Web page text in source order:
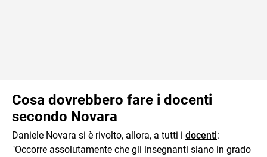
Cosa dovrebbero fare i docenti
secondo Novara
Daniele Novara si è rivolto, allora, a tutti i docenti:
"Occorre assolutamente che gli insegnanti siano in grado